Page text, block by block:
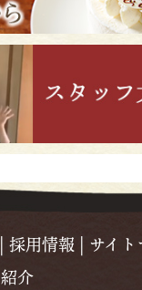
| 採用情報 | サイ
介